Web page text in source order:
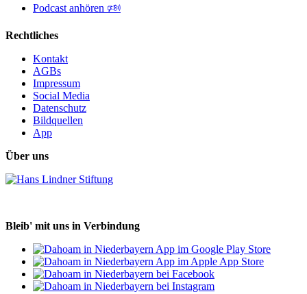
Podcast anhören 🕬
Rechtliches
Kontakt
AGBs
Impressum
Social Media
Datenschutz
Bildquellen
App
Über uns
Bleib' mit uns in Verbindung